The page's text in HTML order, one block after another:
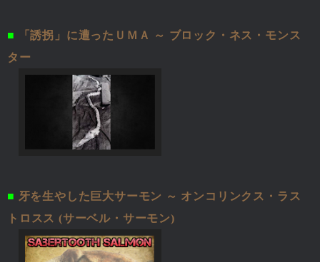
■
「誘拐」に遭ったＵＭＡ ～ ブロック・ネス・モンス
ター
■ 牙を生やした巨大サーモン ～ オンコリンクス・ラス
トロスス (サーベル・サーモン)